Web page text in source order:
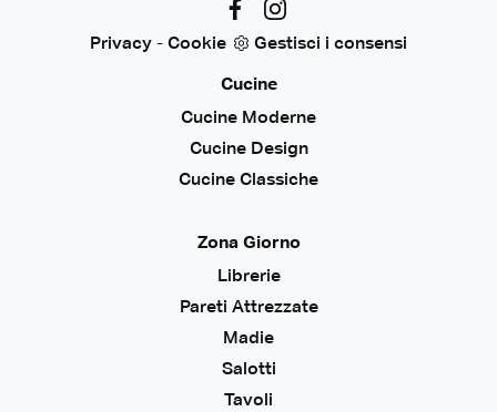
Privacy - Cookie Gestisci i consensi
Cucine
Cucine Moderne
Cucine Design
Cucine Classiche
Zona Giorno
Librerie
Pareti Attrezzate
Madie
Salotti
Tavoli